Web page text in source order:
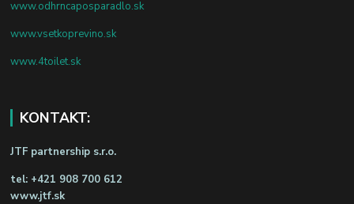
www.odhrncaposparadlo.sk
www.vsetkoprevino.sk
www.4toilet.sk
KONTAKT:
JTF partnership s.r.o.
tel: +421 908 700 612
www.jtf.sk